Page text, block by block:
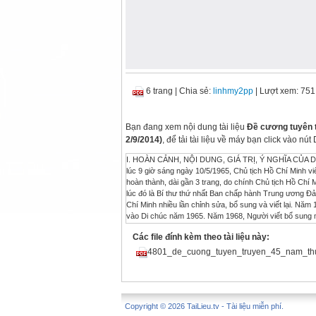
6 trang Chia sẻ: linhmy2pp | Lượt xem: 751
Bạn đang xem nội dung tài liệu Đề cương tuyên
2/9/2014), để tải tài liệu về máy bạn click vào nút
I. HOÀN CẢNH, NỘI DUNG, GIÁ TRỊ, Ý NGHĨA CỦA DI CHÚC 1. Hoàn cảnh và quá trình viết Di chúc - Nhân dịp sinh nhật lần thứ 75, vào lúc 9 giờ sáng ngày 10/5/1965, Chủ tịch Hồ Chí Minh viết những dòng đầu tiên của bản Di chúc. Đến ngày 15/5, bản Di chúc đầu tiên này hoàn thành, dài gần 3 trang, do chính Chủ tịch Hồ Chí Minh đánh máy, có chữ ký của Người và chữ ký chứng kiến của đồng chí Lê Duẩn - lúc đó là Bí thư thứ nhất Ban chấp hành Trung ương Đảng. Từ ngày 10/5/1965 đến lúc kết thúc viết Di chúc ngày 10/5/1969, Chủ tịch Hồ Chí Minh nhiều lần chỉnh sửa, bổ sung và viết lại. Năm 1966 và 1967, Chủ tịch Hồ Chí Minh không có bản viết riêng, chỉ có hai bản bổ sung vào Di chúc năm 1965. Năm 1968, Người viết bổ sung một đoạn gồm 06 trang viết tay, ngày 10/5/1969 viết lại toàn bộ phần mở đầu Di chúc, gồm 01 trang viết tay. - Di chúc của Chủ tịch Hồ Chí Minh lần đầu tiên được công bố trong Lễ tang của Người tháng 9/1969, gồm 4 trang in khổ 14,5 cm x 22 cm. Ngày 19/8/1989, Bộ Chính trị ra Thông báo số 151-TB/TW Về một số vấn đề liên quan đến Di chúc và ngày qua đời của Chủ tịch Hồ Chí Minh khẳng định Di chúc công bố chính thức năm 1969 đảm bảo trung thành với bản gốc của Người. Nội dung chủ yếu dựa theo bản Bác viết năm 1965, trong đó đoạn mở đầu là của bản viết năm 1969, đoạn về việc riêng là của bản viết năm 1968. Lúc đầu, vì những lý do nhất định, nên một số vấn đề trong Di chúc của Chủ tịch Hồ Chí Minh chưa được công bố, như: Việc căn dặn của Người về hoả táng thi hài; việc cần làm sau khi cuộc kháng chiến chống Mỹ cứu nước thắng lợi; miễn giảm thuế nông nghiệp một năm cho các hợp tác xã nông nghiệp... Trong dịp kỷ niệm 100 năm Ngày sinh Chủ tịch Hồ Chí Minh, Bộ Chính trị Ban Chấp hành Trung ương Đảng (khoá VI) đã quyết định công bố toàn bộ các bản viết Di chúc của Người. - Bản Di chúc của Chủ tịch Hồ Chí Minh được viết trong bối cảnh cuộc kháng chiến chống Mỹ cứu nước của dân tộc ta ở vào giai đoạn ác liệt, song đang trên đà thắng lợi, đòi hỏi sự đoàn kết chặt chẽ, chiến đấu bền bỉ của toàn Đảng, toàn dân, toàn quân hai miền Nam - Bắc với niềm tin vững chắc vào thắng lợi cuối S 3 (48) - 2014 - L› lun chung 3 ĐỀ CƯƠNG TUYÊN TRUYỀN 45 NĂM THỰC HIỆN DI CHÚC CỦA CHỦ TỊCH HỒ CHÍ MINH (2/9/1969 - 2/9/2014) BAN TUYÊN GIÁO TRUNG uchoaNG Lời tòa soạn: Thực hiện chỉ đạo của Ban Bí thư Trung ương Đảng về kỷ niệm 45 năm thực hiện Di chúc của Chủ tịch Hồ Chí Minh, ngày 16/8/2014, Ban Tuyên giáo Trung ương đã ban hành Hướng dẫn số129-HD/BTGTW và Đề cương tuyên truyền 45 năm thực hiện Di chúc của Chủ tịch Hồ Chí Minh (2/9/1969 - 2/9/2014). Dưới đây, Tạp chí Di sản văn hóa trân trọng giới thiệu toàn văn bản Đề cương. 4Ban Tuy˚n giŸo Trung ng:  cng tuy˚n truyn... cùng. Đế quốc Mỹ sau thất bại trong chiến lược "Chiến tranh đặc biệt", chúng tiến hành chiến lược "Chiến tranh cục bộ" ở miền Nam, đồng thời leo thang "Chiến tranh phá hoại" miền Bắc lần thứ nhất; Hội nghị lần thứ 11 Ban Chấp hành Trung ương Đảng khóa III tháng 3/1965 đã hạ quyết tâm chiến thắng giặc Mỹ xâm lược. Sau khi đánh bại cuộc phản công chiến lược mùa khô 1965-1966 và 1966-1967, chúng ta mở cuộc Tổng tiến công, nổi dậy Tết Mậu Thân 1968, buộc đế quốc Mỹ phải tuyên bố ngừng ném bom miền Bắc, chấp nhận đàm phán với ta ở Hội nghị Pari. Vào thời điểm này, mặc dù trí tuệ còn minh mẫn, tinh thần còn sáng suốt nhưng Chủ tịch Hồ Chí Minh tự cảm nhận sức khỏe của mình đã có phần giảm sút so với những năm trước, khó đoán biết còn phục vụ cách mạng, phục vụ Tổ quốc, phục vụ nhân dân được bao lâu nữa. 2. Nội dung cốt lõi của Di chúc - Chủ tịch Hồ Chí Minh nói về Đảng, nhấn mạnh truyền thống đoàn kết trong Đảng; yêu cầu thực hành dân chủ rộng rãi, thường xuyên và nghiêm chỉnh tự phê bình và phê bình; mỗi cán bộ đảng viên phải thực sự thấm nhuần đạo đức cách mạng; giữ gìn Đảng ta thật trong sạch. - Chủ tịch Hồ Chí
Các file đính kèm theo tài liệu này:
Copyright © 2026 TaiLieu.tv - Tài liệu miễn phí.